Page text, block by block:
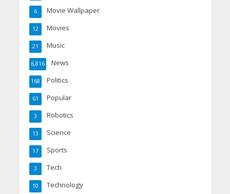
Movie Wallpaper
6
Movies
12
Music
21
News
6,816
Politics
168
Popular
61
Robotics
3
Science
13
Sports
17
Tech
3
Technology
10